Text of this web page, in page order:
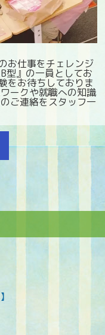
お仕事をチェレンジ
型』の一員としてお
をお待ちしておりま
ークや就職への知識
ご連絡をスタッフ一